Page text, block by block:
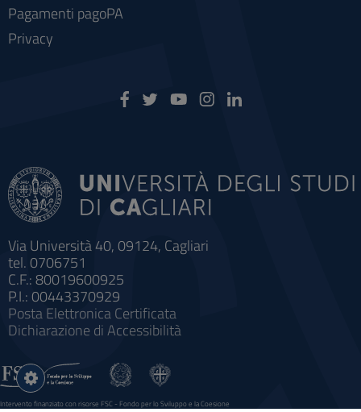
Via Università 40, 09124, Cagliari
tel. 0706751
C.F.: 80019600925
P.I.: 00443370929
Posta Elettronica Certificata
Dichiarazione di Accessibilità
Pagamenti pagoPA
Privacy
Intervento finanziato con risorse FSC - Fondo per lo Sviluppo e la Coesione
Impostazioni
cookie